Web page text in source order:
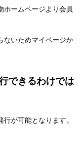
ームページより会員
いためマイページか
できるわけでは
が可能となります。